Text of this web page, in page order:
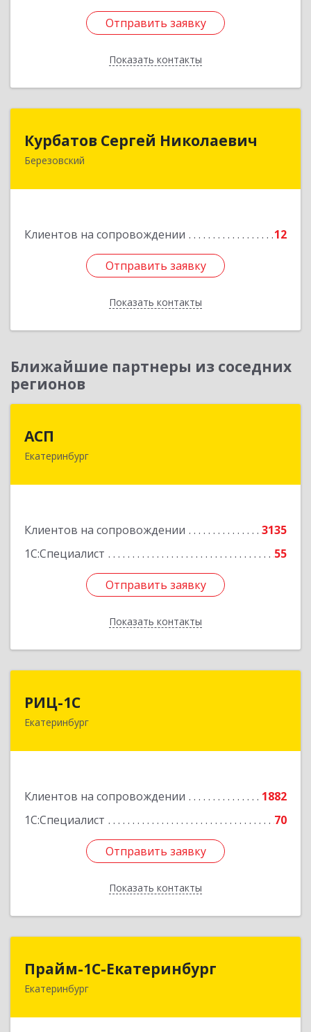
Отправить заявку
Показать контакты
Отправить заявку
Назад
Курбатов Сергей Николаевич
Березовский
Клиентов на сопровождении 12
Отправить заявку
Показать контакты
Курбатов Сергей Николаевич
Отправить заявку
Назад
Ближайшие партнеры из соседних
регионов
АСП
Екатеринбург
Клиентов на сопровождении
3135
1С:Специалист
55
Отправить заявку
Показать контакты
620075, Свердловская обл, Екатеринбург г,
Отправить заявку
Назад
РИЦ-1С
Екатеринбург
Клиентов на сопровождении
1882
1С:Специалист
70
Отправить заявку
Показать контакты
620102, Свердловская обл, Екатеринбург г,
Отправить заявку
Назад
Прайм-1С-Екатеринбург
Екатеринбург
Прайм-1С-Екатеринбург
620142, Свердловская обл, Екатеринбург г, 8